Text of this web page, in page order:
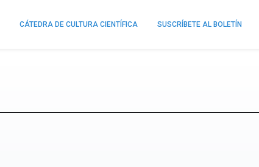
CÁTEDRA DE CULTURA CIENTÍFICA SUSCRÍBETE AL BOLETÍN